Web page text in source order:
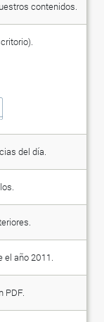
contenidos.
del día.
el año 2011.
PDF.